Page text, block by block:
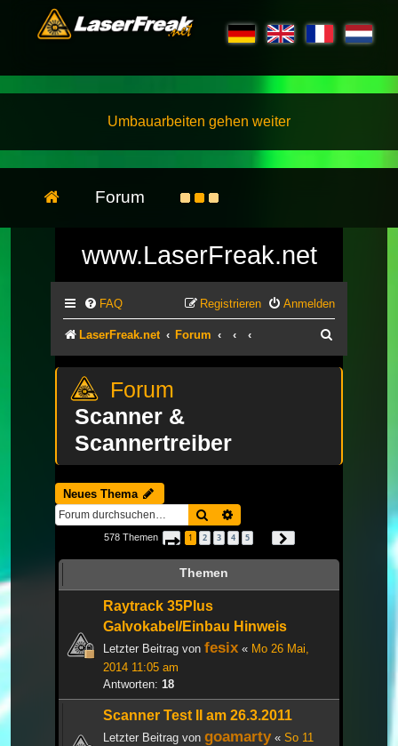
Umbauarbeiten gehen weiter
Forum
www.LaserFreak.net
FAQ Anmelden
Registrieren
LaserFreak.net Forum
Scanner &
Scannertreiber
Neues Thema
Suche
578 Themen Seite 1von 20
1 2 3 4 5
Themen
Raytrack 35Plus
Galvokabel/Einbau Hinweis
Letzter Beitrag von fesix « Mo 26 Mai,
2014 11:05 am
Antworten: 18
Scanner Test II am 26.3.2011
Letzter Beitrag von goamarty« So 11